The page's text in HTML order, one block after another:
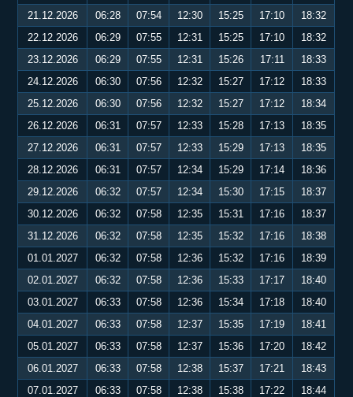
21.12.2026
06:28 07:54 12:30 15:25 17:10
18:32
22.12.2026
06:29 07:55 12:31 15:25 17:10
18:32
23.12.2026
06:29 07:55 12:31 15:26 17:11
18:33
24.12.2026
06:30 07:56 12:32 15:27 17:12
18:33
25.12.2026
06:30 07:56 12:32 15:27 17:12
18:34
26.12.2026
06:31 07:57 12:33 15:28 17:13
18:35
27.12.2026
06:31 07:57 12:33 15:29 17:13
18:35
28.12.2026
06:31 07:57 12:34 15:29 17:14
18:36
29.12.2026
06:32 07:57 12:34 15:30 17:15
18:37
30.12.2026
06:32 07:58 12:35 15:31 17:16
18:37
31.12.2026
06:32 07:58 12:35 15:32 17:16
18:38
01.01.2027
06:32 07:58 12:36 15:32 17:16
18:39
02.01.2027
06:32 07:58 12:36 15:33 17:17
18:40
03.01.2027
06:33 07:58 12:36 15:34 17:18
18:40
04.01.2027
06:33 07:58 12:37 15:35 17:19
18:41
05.01.2027
06:33 07:58 12:37 15:36 17:20
18:42
06.01.2027
06:33 07:58 12:38 15:37 17:21
18:43
07.01.2027
06:33 07:58 12:38 15:38 17:22
18:44